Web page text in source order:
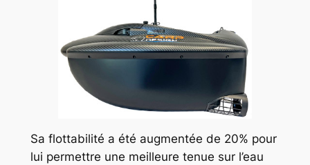
Sa flottabilité a été augmentée de 20% pour
lui permettre une meilleure tenue sur l’eau